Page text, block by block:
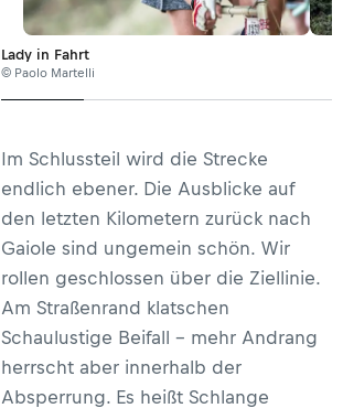
Lady in Fahrt
© Paolo Martelli
Im Schlussteil wird die Strecke
endlich ebener. Die Ausblicke auf
den letzten Kilometern zurück nach
Gaiole sind ungemein schön. Wir
rollen geschlossen über die Ziellinie.
Am Straßenrand klatschen
Schaulustige Beifall – mehr Andrang
herrscht aber innerhalb der
Absperrung. Es heißt Schlange